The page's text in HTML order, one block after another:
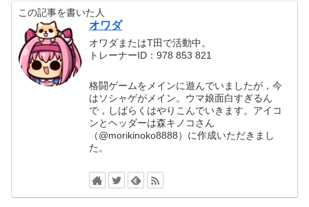
この記事を書いた人
オワダ
オワダまたはT田で活動中。
トレーナーID：978 853 821
格闘ゲームをメインに遊んでいましたが，今
はソシャゲがメイン。ウマ娘面白すぎるん
で，しばらくはやりこんでいきます。アイコ
ンとヘッダーは森キノコさん
（@morikinoko8888）に作成いただきまし
た。